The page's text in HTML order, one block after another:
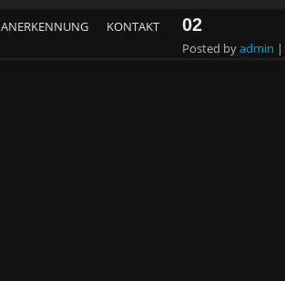
ANERKENNUNG KONTAKT 02
Posted byadmin |